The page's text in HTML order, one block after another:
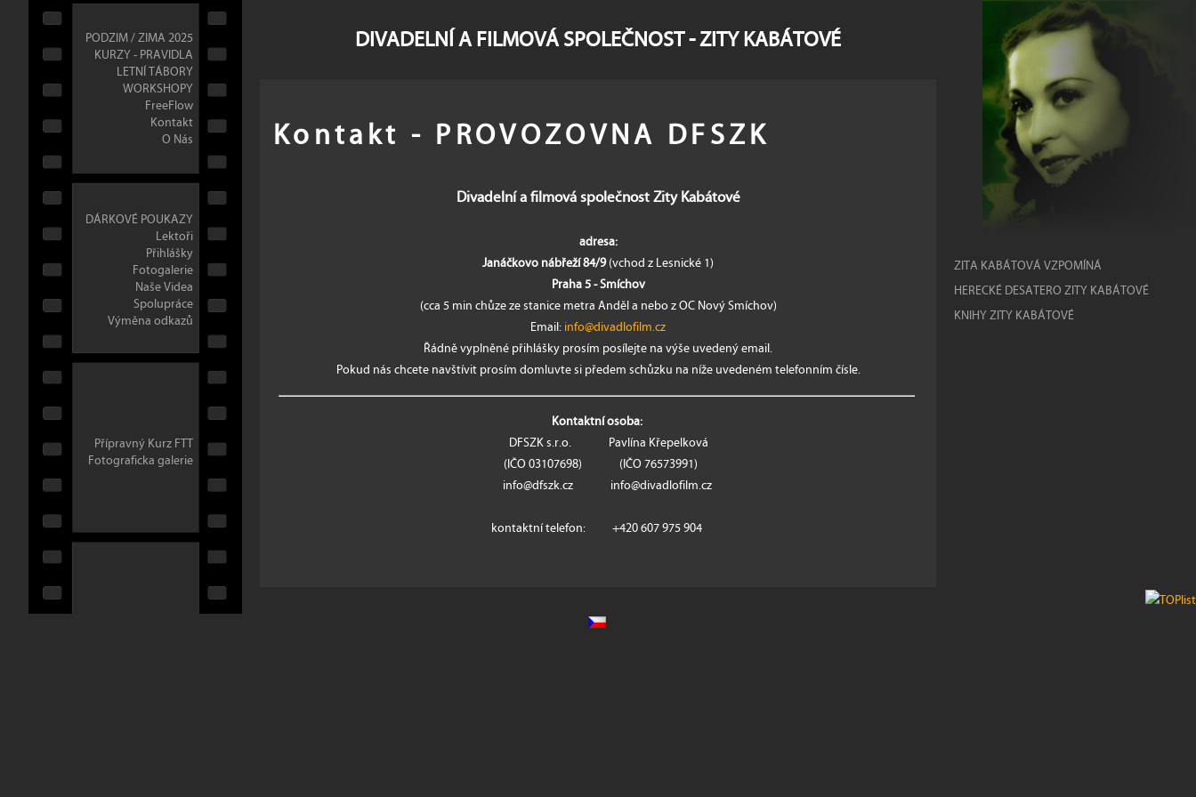
PODZIM / ZIMA 2025
KURZY - PRAVIDLA
LETNÍ TÁBORY
WORKSHOPY
FreeFlow
Kontakt
O Nás
DÁRKOVÉ POUKAZY
Lektoři
Přihlášky
Fotogalerie
Naše Videa
Spolupráce
Výměna odkazů
Přípravný Kurz FTT
Fotograficka galerie
DIVADELNÍ A FILMOVÁ SPOLEČNOST - ZITY KABÁTOVÉ
Kontakt - PROVOZOVNA DFSZK
Divadelní a filmová společnost Zity Kabátové
adresa:
Janáčkovo nábřeží 84/9(vchod z Lesnické 1)
Praha 5 - Smíchov
(cca 5 min chůze ze stanice metra Anděl a nebo z OC Nový Smíchov)
Email:info@divadlofilm.cz
Řádně vyplněné přihlášky prosím posílejte na výše uvedený email.
Pokud nás chcete navštívit prosím domluvte si předem schůzku na níže uvedeném telefonním čísle.
Kontaktní osoba:
DFSZK s.r.o. Pavlína Křepelková
(IČO 03107698​) (IČO 76573991)
info@dfszk.cz info@divadlofilm.cz
kontaktní telefon: +420 607 975 904
ZITA KABÁTOVÁ VZPOMÍNÁ
HERECKÉ DESATERO ZITY KABÁTOVÉ
KNIHY ZITY KABÁTOVÉ